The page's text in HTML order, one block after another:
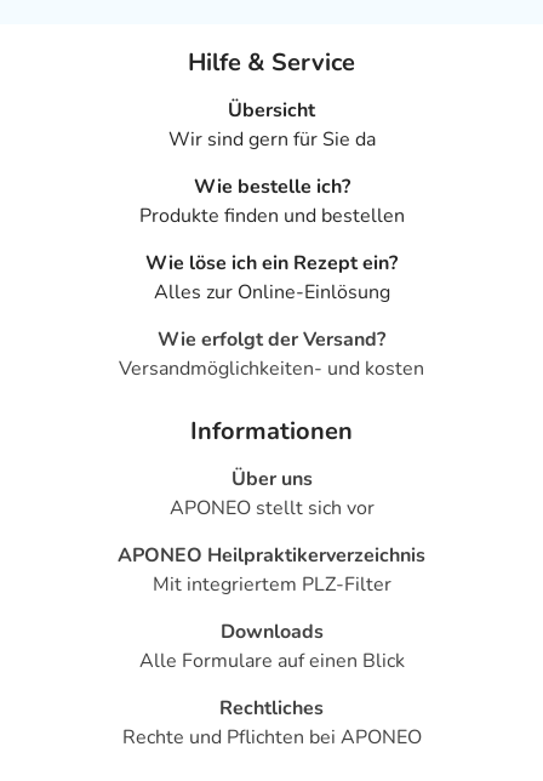
Hilfe & Service
Übersicht
Wir sind gern für Sie da
Wie bestelle ich?
Produkte finden und bestellen
Wie löse ich ein Rezept ein?
Alles zur Online-Einlösung
Wie erfolgt der Versand?
Versandmöglichkeiten- und kosten
Informationen
Über uns
APONEO stellt sich vor
APONEO Heilpraktikerverzeichnis
Mit integriertem PLZ-Filter
Downloads
Alle Formulare auf einen Blick
Rechtliches
Rechte und Pflichten bei APONEO